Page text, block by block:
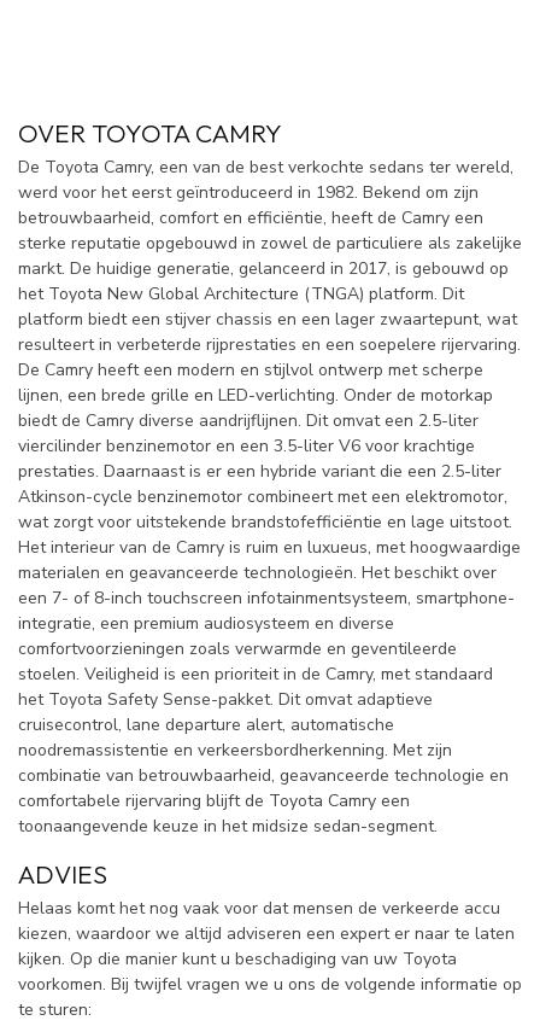
OVER TOYOTA CAMRY
De Toyota Camry, een van de best verkochte sedans ter wereld,
werd voor het eerst geïntroduceerd in 1982. Bekend om zijn
betrouwbaarheid, comfort en efficiëntie, heeft de Camry een
sterke reputatie opgebouwd in zowel de particuliere als zakelijke
markt. De huidige generatie, gelanceerd in 2017, is gebouwd op
het Toyota New Global Architecture (TNGA) platform. Dit
platform biedt een stijver chassis en een lager zwaartepunt, wat
resulteert in verbeterde rijprestaties en een soepelere rijervaring.
De Camry heeft een modern en stijlvol ontwerp met scherpe
lijnen, een brede grille en LED-verlichting. Onder de motorkap
biedt de Camry diverse aandrijflijnen. Dit omvat een 2.5-liter
viercilinder benzinemotor en een 3.5-liter V6 voor krachtige
prestaties. Daarnaast is er een hybride variant die een 2.5-liter
Atkinson-cycle benzinemotor combineert met een elektromotor,
wat zorgt voor uitstekende brandstofefficiëntie en lage uitstoot.
Het interieur van de Camry is ruim en luxueus, met hoogwaardige
materialen en geavanceerde technologieën. Het beschikt over
een 7- of 8-inch touchscreen infotainmentsysteem, smartphone-
integratie, een premium audiosysteem en diverse
comfortvoorzieningen zoals verwarmde en geventileerde
stoelen. Veiligheid is een prioriteit in de Camry, met standaard
het Toyota Safety Sense-pakket. Dit omvat adaptieve
cruisecontrol, lane departure alert, automatische
noodremassistentie en verkeersbordherkenning. Met zijn
combinatie van betrouwbaarheid, geavanceerde technologie en
comfortabele rijervaring blijft de Toyota Camry een
toonaangevende keuze in het midsize sedan-segment.
ADVIES
Helaas komt het nog vaak voor dat mensen de verkeerde accu
kiezen, waardoor we altijd adviseren een expert er naar te laten
kijken. Op die manier kunt u beschadiging van uw Toyota
voorkomen. Bij twijfel vragen we u ons de volgende informatie op
te sturen: